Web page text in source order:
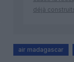
déjà
air madagascar